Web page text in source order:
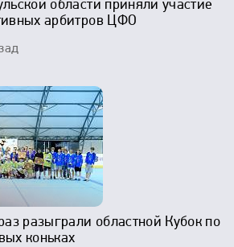
области приняли участие
арбитров ЦФО
разыграли областной Кубок по
коньках